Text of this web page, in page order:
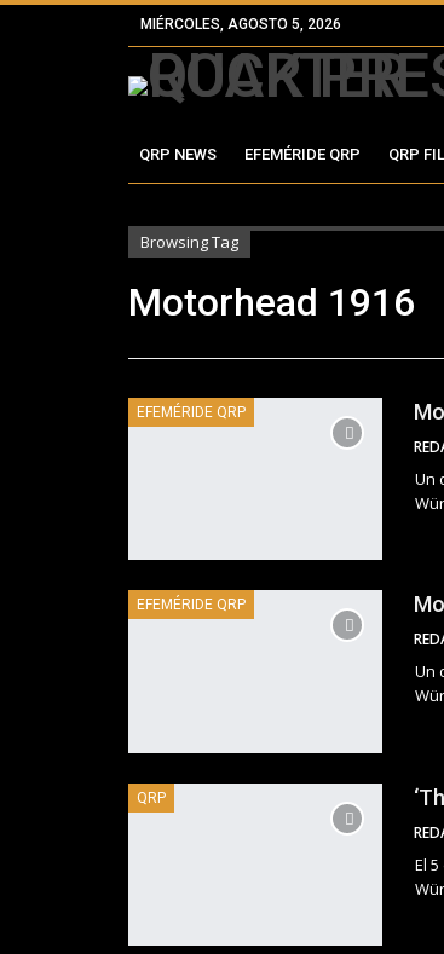
MIÉRCOLES, AGOSTO 5, 2026
QRP NEWS EFEMÉRIDE QRP QRP
Browsing Tag
Motorhead 1916
EFEMÉRIDE QRP
Un
EFEMÉRIDE QRP
Un
QRP
El